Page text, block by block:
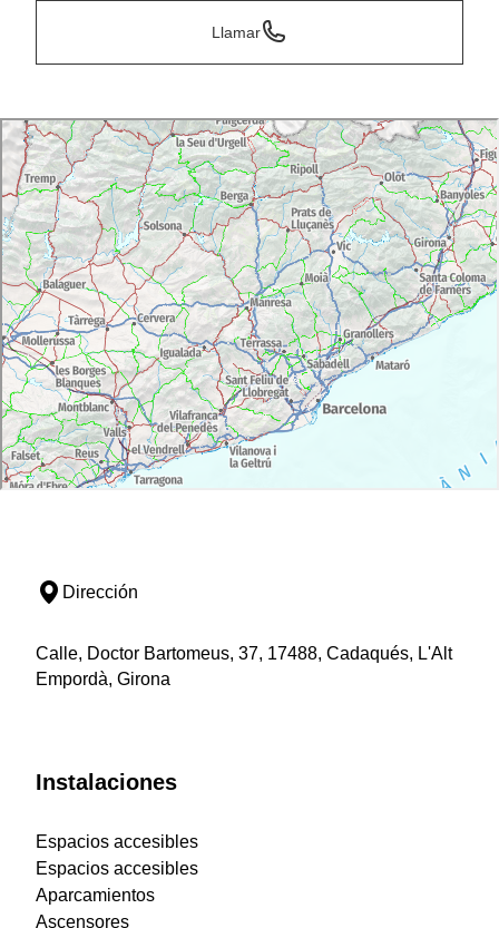
Llamar
Dirección
Calle, Doctor Bartomeus, 37, 17488, Cadaqués, L'Alt
Empordà, Girona
Instalaciones
Espacios accesibles
Espacios accesibles
Aparcamientos
Ascensores